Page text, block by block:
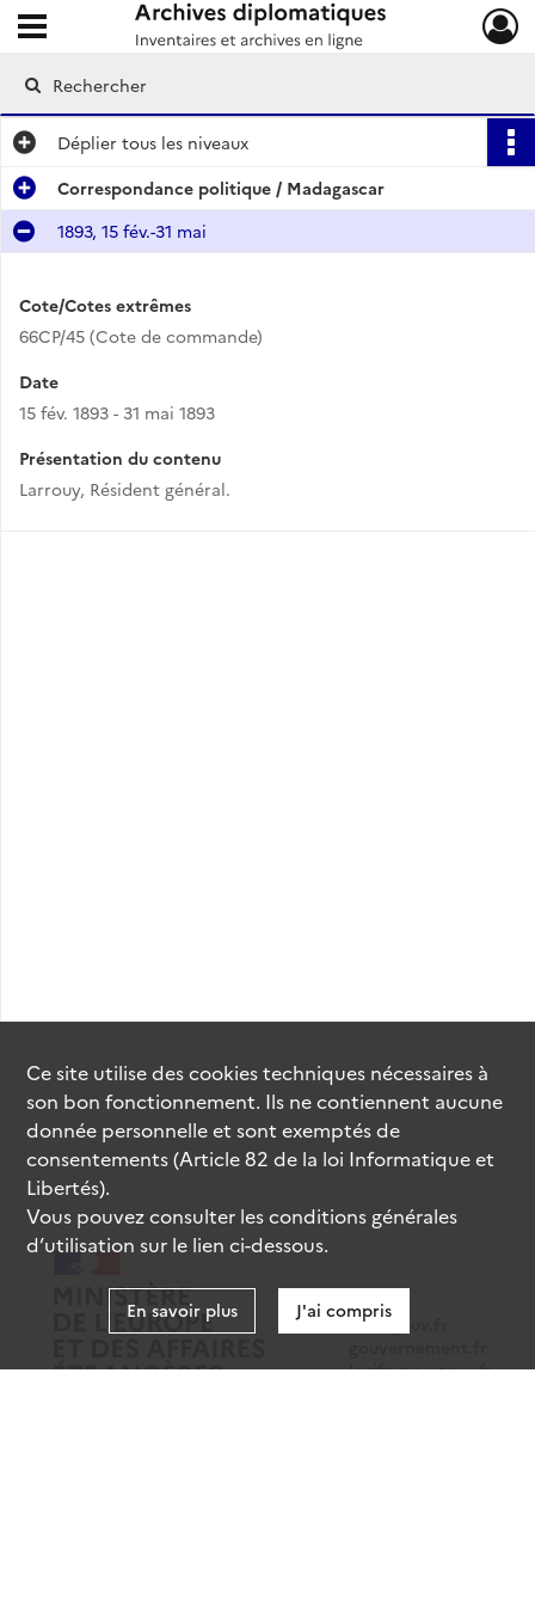
Archives diplomatiques
Ouvrir le menu déroulant
Déplier tous les niveaux
Correspondance politique / Madagascar
1893, 15 fév.-31 mai
Cote/Cotes extrêmes
66CP/45 (Cote de commande)
Date
15 fév. 1893 - 31 mai 1893
Présentation du contenu
Larrouy, Résident général.
data.gouv.fr
legifrance.gouv.fr
Ce site utilise descookiestechniques nécessaires à
son bon fonctionnement. Ils ne contiennent aucune
donnée personnelle et sont exemptés de
consentements (Article 82 de la loi Informatique et
Libertés).
Vous pouvez consulter les conditions générales
d’utilisation sur le lien ci-dessous.
En savoir plus J'ai compris